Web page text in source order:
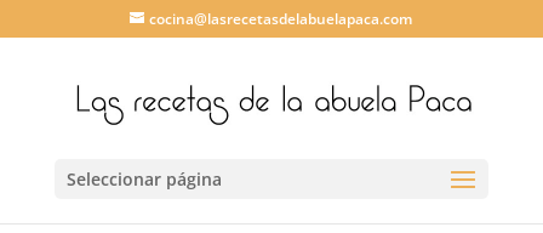
cocina@lasrecetasdelabuelapaca.com
Seleccionar página